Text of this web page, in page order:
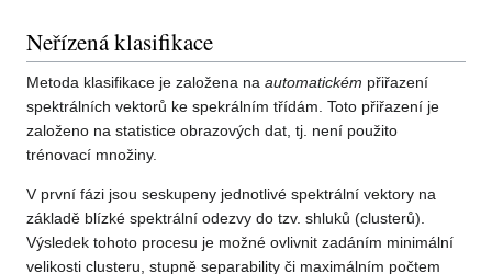
Neřízená klasifikace
Metoda klasifikace je založena na automatickém přiřazení
spektrálních vektorů ke spekrálním třídám. Toto přiřazení je
založeno na statistice obrazových dat, tj. není použito
trénovací množiny.
V první fázi jsou seskupeny jednotlivé spektrální vektory na
základě blízké spektrální odezvy do tzv. shluků (clusterů).
Výsledek tohoto procesu je možné ovlivnit zadáním minimální
velikosti clusteru, stupně separability či maximálním počtem